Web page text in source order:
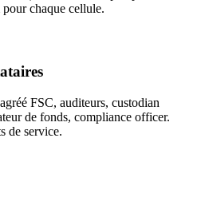
chaque cellule.
FSC, auditeurs, custodian
de fonds, compliance officer.
de service.